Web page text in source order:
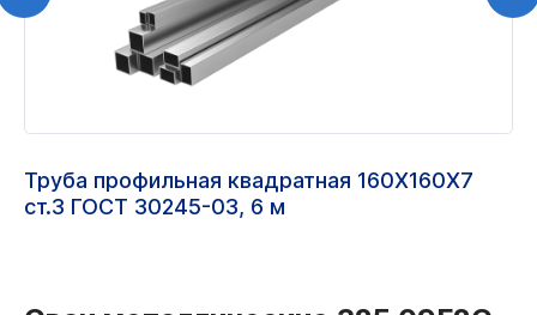
Труба профильная квадратная 160Х160Х7
ст.3 ГОСТ 30245-03, 6 м